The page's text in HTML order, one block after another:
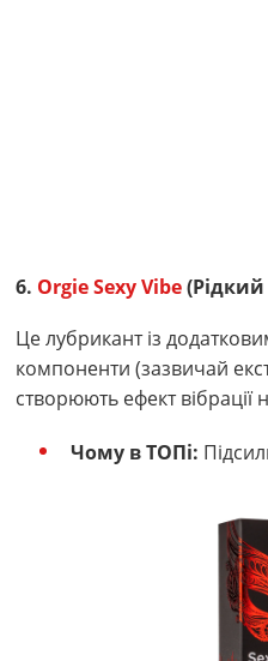
6. Orgie Sexy Vibe(Рідкий
Це лубрикант із
компоненти (зазвичай
створюють ефект вібрації
Чому в ТОПі: